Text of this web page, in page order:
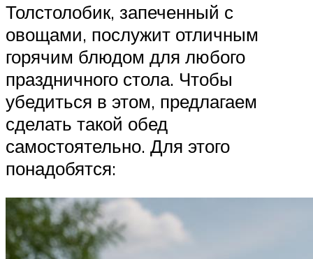
Толстолобик, запеченный с
овощами, послужит отличным
горячим блюдом для любого
праздничного стола. Чтобы
убедиться в этом, предлагаем
сделать такой обед
самостоятельно. Для этого
понадобятся: